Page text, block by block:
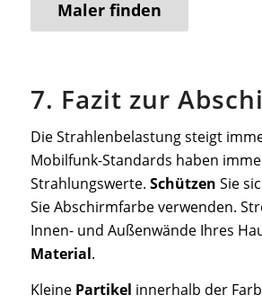
Maler finden
7. Fazit zur
Die Strahlenbelastung steigt
Mobilfunk-Standards haben
Strahlungswerte. Schützen Sie
Sie Abschirmfarbe verwenden.
Innen- und Außenwände Ihres
Material.
Kleine Partikel innerhalb der